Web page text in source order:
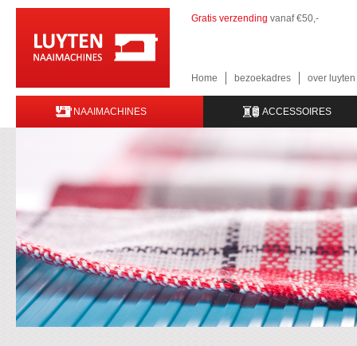
Gratis verzending vanaf €50,-
Home bezoekadres over
NAAIMACHINES ACCESSOIRES